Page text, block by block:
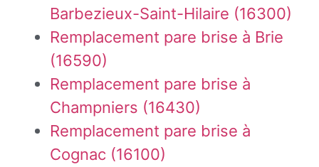
Barbezieux-Saint-Hilaire (16300)
Remplacement pare brise à Brie
(16590)
Remplacement pare brise à
Champniers (16430)
Remplacement pare brise à
Cognac (16100)